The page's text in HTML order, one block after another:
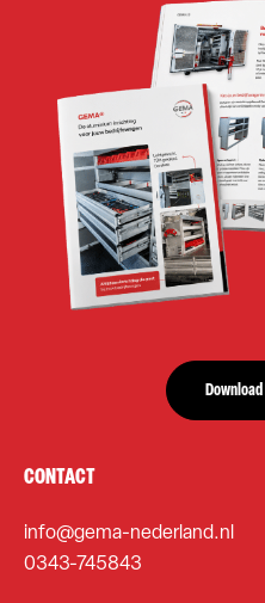
CONTACT
info@gema-nederland.nl
0343-745843